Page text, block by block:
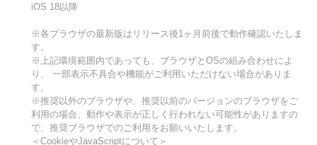
iOS 18以降
※各ブラウザの最新版はリリース後1ヶ月前後で動作確認いたしま
す。
※上記環境範囲内であっても、ブラウザとOSの組み合わせによ
り、 一部表示不具合や機能がご利用いただけない場合がありま
す。
※推奨以外のブラウザや、推奨以前のバージョンのブラウザをご
利用の場合、動作や表示が正しく行われない可能性がありますの
で、推奨ブラウザでのご利用をお願いいたします。
＜CookieやJavaScriptについて＞